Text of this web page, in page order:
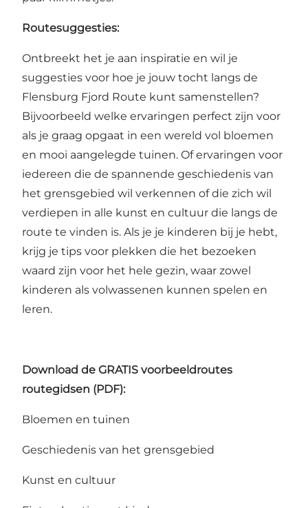
Routesuggesties:
Ontbreekt het je aan inspiratie en wil je
suggesties voor hoe je jouw tocht langs de
Flensburg Fjord Route kunt samenstellen?
Bijvoorbeeld welke ervaringen perfect zijn voor
als je graag opgaat in een wereld vol bloemen
en mooi aangelegde tuinen. Of ervaringen voor
iedereen die de spannende geschiedenis van
het grensgebied wil verkennen of die zich wil
verdiepen in alle kunst en cultuur die langs de
route te vinden is. Als je je kinderen bij je hebt,
krijg je tips voor plekken die het bezoeken
waard zijn voor het hele gezin, waar zowel
kinderen als volwassenen kunnen spelen en
leren.
Download de GRATIS voorbeeldroutes
routegidsen (PDF):
Bloemen en tuinen
Geschiedenis van het grensgebied
Kunst en cultuur